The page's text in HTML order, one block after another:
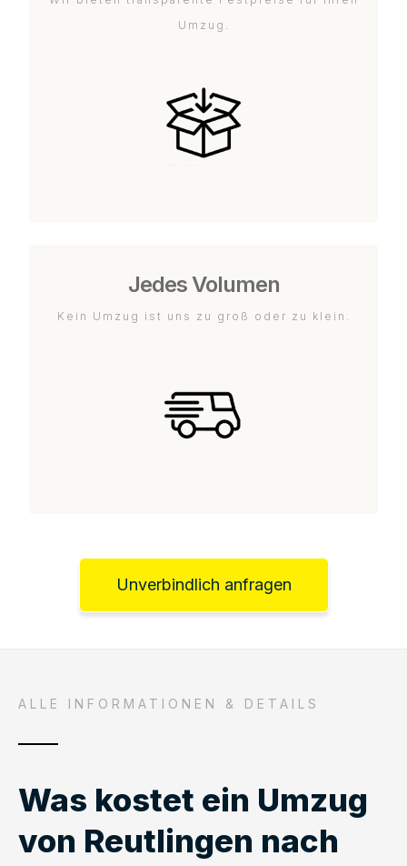
Umzug.
Jedes Volumen
Kein Umzug ist uns zu groß oder zu klein.
Unverbindlich anfragen
ALLE INFORMATIONEN & DETAILS
Was kostet ein Umzug
von Reutlingen nach